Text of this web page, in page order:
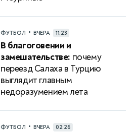
ФУТБОЛ • ВЧЕРА 11:23
В благоговении и
замешательстве: почему
переезд Салаха в Турцию
выглядит главным
недоразумением лета
ФУТБОЛ • ВЧЕРА 02:26